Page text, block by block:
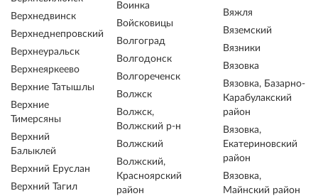
Верхнедвинск
Верхнеднепровский
Верхнеуральск
Верхнеяркеево
Верхние Татышлы
Верхние
Тимерсяны
Верхний
Балыклей
Верхний Еруслан
Верхний Тагил
Воинка
Войсковицы
Волгоград
Волгодонск
Волгореченск
Волжск
Волжск,
Волжский р-н
Волжский
Волжский,
Красноярский
район
Вяжля
Вяземский
Вязники
Вязовка
Вязовка, Базарно-
Карабулакский
район
Вязовка,
Екатериновский
район
Вязовка,
Майнский район